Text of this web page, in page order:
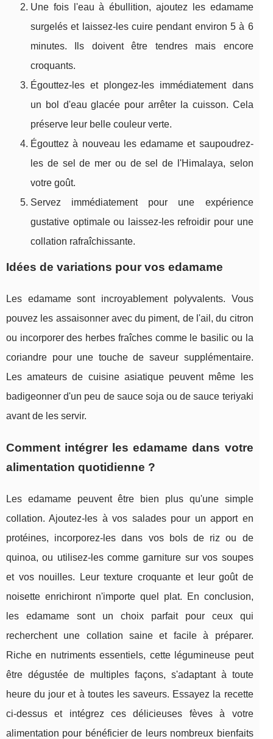
Une fois l'eau à ébullition, ajoutez les edamame
surgelés et laissez-les cuire pendant environ 5 à 6
minutes. Ils doivent être tendres mais encore
croquants.
Égouttez-les et plongez-les immédiatement dans
un bol d'eau glacée pour arrêter la cuisson. Cela
préserve leur belle couleur verte.
Égouttez à nouveau les edamame et saupoudrez-
les de sel de mer ou de sel de l'Himalaya, selon
votre goût.
Servez immédiatement pour une expérience
gustative optimale ou laissez-les refroidir pour une
collation rafraîchissante.
Idées de variations pour vos edamame
Les edamame sont incroyablement polyvalents. Vous
pouvez les assaisonner avec du piment, de l'ail, du citron
ou incorporer des herbes fraîches comme le basilic ou la
coriandre pour une touche de saveur supplémentaire.
Les amateurs de cuisine asiatique peuvent même les
badigeonner d'un peu de sauce soja ou de sauce teriyaki
avant de les servir.
Comment intégrer les edamame dans votre
alimentation quotidienne ?
Les edamame peuvent être bien plus qu'une simple
collation. Ajoutez-les à vos salades pour un apport en
protéines, incorporez-les dans vos bols de riz ou de
quinoa, ou utilisez-les comme garniture sur vos soupes
et vos nouilles. Leur texture croquante et leur goût de
noisette enrichiront n'importe quel plat. En conclusion,
les edamame sont un choix parfait pour ceux qui
recherchent une collation saine et facile à préparer.
Riche en nutriments essentiels, cette légumineuse peut
être dégustée de multiples façons, s'adaptant à toute
heure du jour et à toutes les saveurs. Essayez la recette
ci-dessus et intégrez ces délicieuses fèves à votre
alimentation pour bénéficier de leurs nombreux bienfaits